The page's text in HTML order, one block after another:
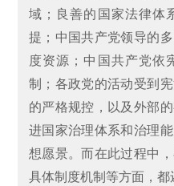
域；良善的国家法律体
提；中国共产党领导的
度资源；中国共产党依
制；各政党的活动受到
的严格规控，以及外部
进国家治理体系和治理
想愿景。而在此过程中
具体制度机制等方面，